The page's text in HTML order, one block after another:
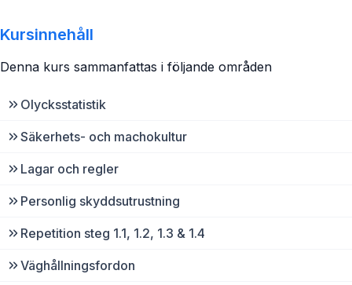
Kursinnehåll
Denna kurs sammanfattas i följande områden
Olycksstatistik
Säkerhets- och machokultur
Lagar och regler
Personlig skyddsutrustning
Repetition steg 1.1, 1.2, 1.3 & 1.4
Väghållningsfordon